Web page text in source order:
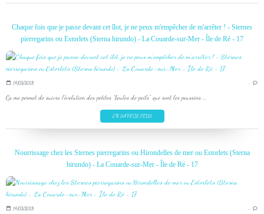
Chaque fois que je passe devant cet îlot, je ne peux m'empêcher de m'arrêter ! - Sternes
pierregarins ou Estorlets (Sterna hirundo) - La Couarde-sur-Mer - Île de Ré - 17
14/03/2018 …
Ça me permet de suivre l'évolution des petites "boules de poils" que sont les poussins ...
EN SAVOIR PLUS
Nourrissage chez les Sternes pierregarins ou Hirondelles de mer ou Estorlets (Sterna
hirundo) - La Couarde-sur-Mer - Île de Ré - 17
14/03/2018 …